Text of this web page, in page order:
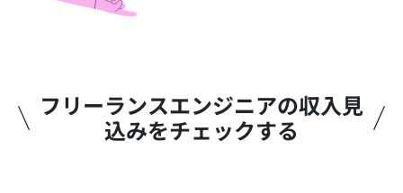
フリーランスエンジニアの収入見
込みをチェックする​